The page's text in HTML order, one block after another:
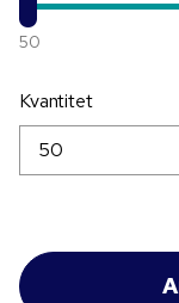
50
Kvantitet